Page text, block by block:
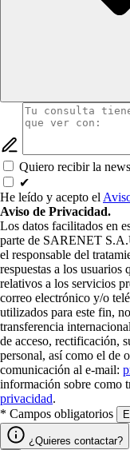
Quiero recibir la
✔
He leído y acepto el
Aviso de Privacidad.
Los datos facilitados en
parte de SARENET
el responsable del
respuestas a los
relativos a los servicios
correo electrónico y/o
utilizados para este fin,
transferencia
de acceso, rectificación,
personal, así como el de
comunicación al e-mail:
información sobre como
privacidad.
* Campos obligatorios
¿Quieres contactar?